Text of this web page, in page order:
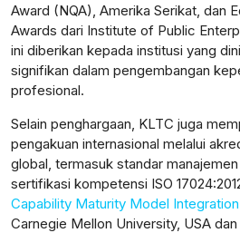
Award (NQA), Amerika Serikat, dan
Awards dari Institute of Public
ini diberikan kepada institusi yang
signifikan dalam pengembangan
profesional.
Selain penghargaan, KLTC juga
pengakuan internasional melalui
global, termasuk standar manajemen
sertifikasi kompetensi ISO
Capability Maturity Model Integration
Carnegie Mellon University, USA